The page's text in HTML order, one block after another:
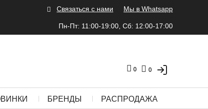
Связаться с нами Мы в Whatsapp
Пн-Пт: 11:00-19:00, Сб: 12:00-17:00
0
0
БРЕНДЫ РАСПРОДАЖА